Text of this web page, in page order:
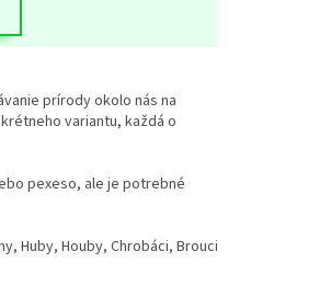
prírody okolo nás na
variantu, každá o
pexeso, ale je potrebné
Huby, Houby, Chrobáci, Brouci